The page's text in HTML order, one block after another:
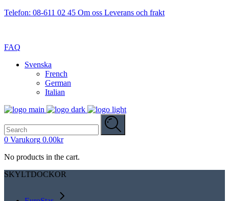
Telefon: 08-611 02 45 Om oss Leverans och frakt
FAQ
Svenska
French
German
Italian
for:
0 Varukorg 0.00kr
No products in the cart.
SKYLTDOCKOR